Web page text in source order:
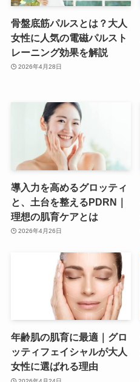
骨盤底筋パルスとは？大人
女性に人気の電磁パルスト
レーニング効果を解説
2026年4月28日
導入力を高めるグロッティ
と、土台を整えるPDRN｜
理想の肌育ケアとは
2026年4月26日
年齢肌の肌育に最適｜グロ
ッティフェイシャルが大人
女性に選ばれる理由